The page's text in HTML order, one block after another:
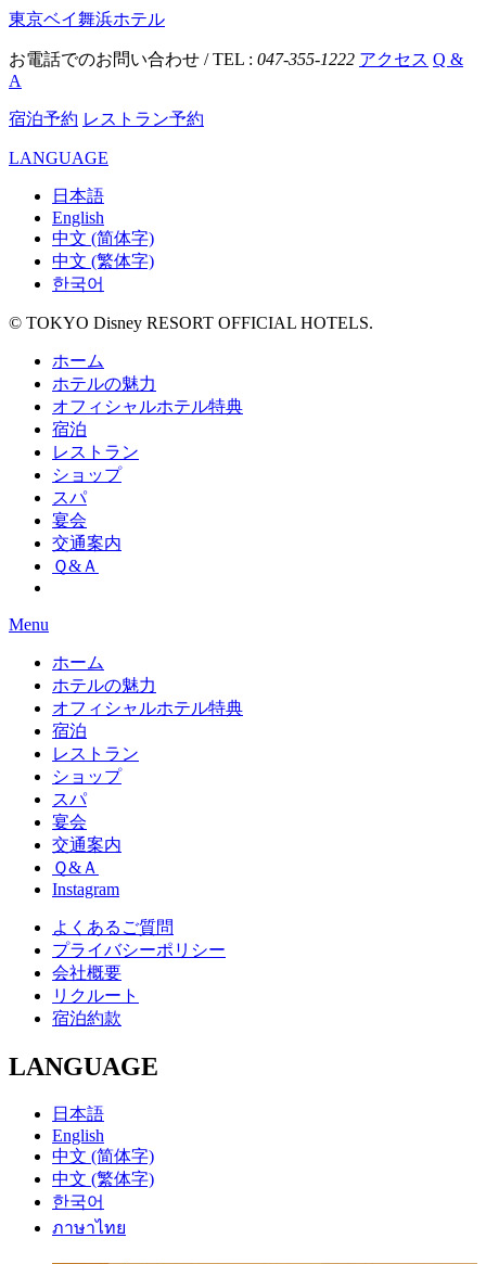
東京ベイ舞浜ホテル
お電話でのお問い合わせ / TEL : 047-355-1222 アクセス Q &
A
宿泊予約 レストラン予約
LANGUAGE
日本語
English
中文 (简体字)
中文 (繁体字)
한국어
© TOKYO Disney RESORT OFFICIAL HOTELS.
ホーム
ホテルの魅力
オフィシャルホテル特典
宿泊
レストラン
ショップ
スパ
宴会
交通案内
Ｑ&Ａ
Menu
ホーム
ホテルの魅力
オフィシャルホテル特典
宿泊
レストラン
ショップ
スパ
宴会
交通案内
Ｑ&Ａ
Instagram
よくあるご質問
プライバシーポリシー
会社概要
リクルート
宿泊約款
LANGUAGE
日本語
English
中文 (简体字)
中文 (繁体字)
한국어
ภาษาไทย